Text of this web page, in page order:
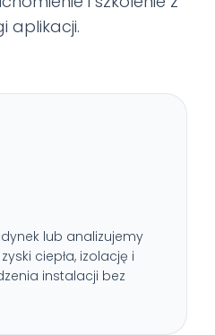
aplikacji.
lub analizujemy
ciepła, izolację i
instalacji bez